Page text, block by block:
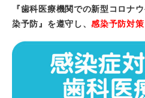
『歯科医療機関での新型コロナ
染予防』を遵守し、感染予防対策